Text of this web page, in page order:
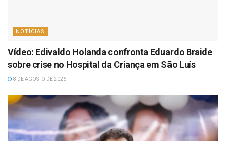
NOTÍCIAS
Vídeo: Edivaldo Holanda confronta Eduardo Braide
sobre crise no Hospital da Criança em São Luís
8 DE AGOSTO DE 2026